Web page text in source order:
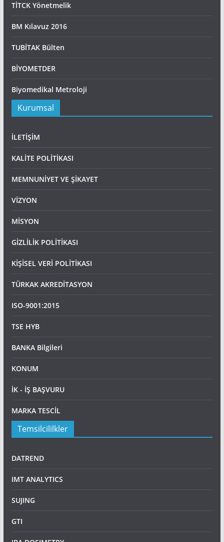
TİTCK Yönetmelik
BM Kılavuz 2016
TUBİTAK Bülten
BİYOMETDER
Biyomedikal Metroloji
Kurumsal
İLETİŞİM
KALİTE POLİTİKASI
MEMNUNİYET VE ŞİKAYET
VİZYON
MİSYON
GİZLİLİK POLİTİKASI
KİŞİSEL VERİ POLİTİKASI
TÜRKAK AKREDİTASYON
ISO-9001:2015
TSE HYB
BANKA Bilgileri
KONUM
İK - İŞ BAŞVURU
MARKA TESCİL
Temsilcililkler
DATREND
IMT ANALYTICS
SUJING
GTI